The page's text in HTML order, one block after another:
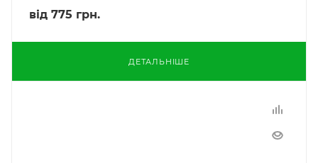
від 775 грн.
ДЕТАЛЬНІШЕ